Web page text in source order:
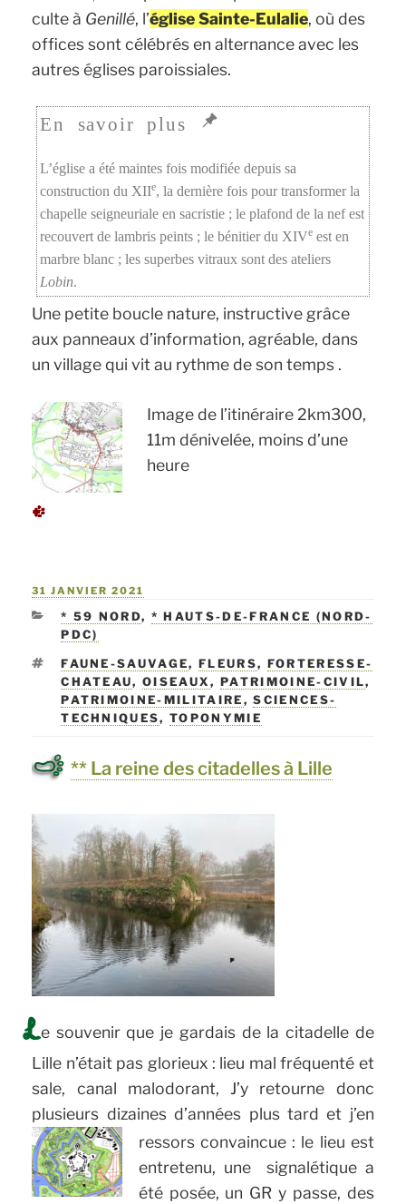
culte à Genillé, l’église Sainte-Eulalie, où des
offices sont célébrés en alternance avec les
autres églises paroissiales.
L’église a été maintes fois modifiée depuis sa
construction du XIIe, la dernière fois pour transformer la
chapelle seigneuriale en sacristie ; le plafond de la nef est
recouvert de lambris peints ; le bénitier du XIVe est en
marbre blanc ; les superbes vitraux sont des ateliers
Lobin.
Une petite boucle nature, instructive grâce
aux panneaux d’information, agréable, dans
un village qui vit au rythme de son temps .
Image de l’itinéraire 2km300,
11m dénivelée, moins d’une
heure
PUBLIÉ
31 JANVIER 2021
CATÉGORIES
* 59 NORD, * HAUTS-DE-FRANCE (NORD-
PDC)
ÉTIQUETTES
FAUNE-SAUVAGE,FLEURS, FORTERESSE-
CHATEAU,OISEAUX,PATRIMOINE-CIVIL,
PATRIMOINE-MILITAIRE ,SCIENCES-
TECHNIQUES,TOPONYMIE
** La reine des citadelles à Lille
L e souvenir que je gardais de la citadelle de
Lille n’était pas glorieux : lieu mal fréquenté et
sale, canal malodorant, J’y retourne donc
plusieurs dizaines d’années plus tard et j’en
ressors convaincue : le lieu est
entretenu, une signalétique a
été posée, un GR y passe, des